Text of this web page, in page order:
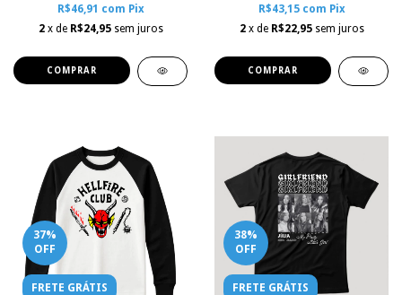
R$46,91 com Pix
2 x de R$24,95 sem juros
COMPRAR
R$43,15 com Pix
2 x de R$22,95 sem juros
COMPRAR
37%
OFF
FRETE GRÁTIS
38%
OFF
FRETE GRÁTIS